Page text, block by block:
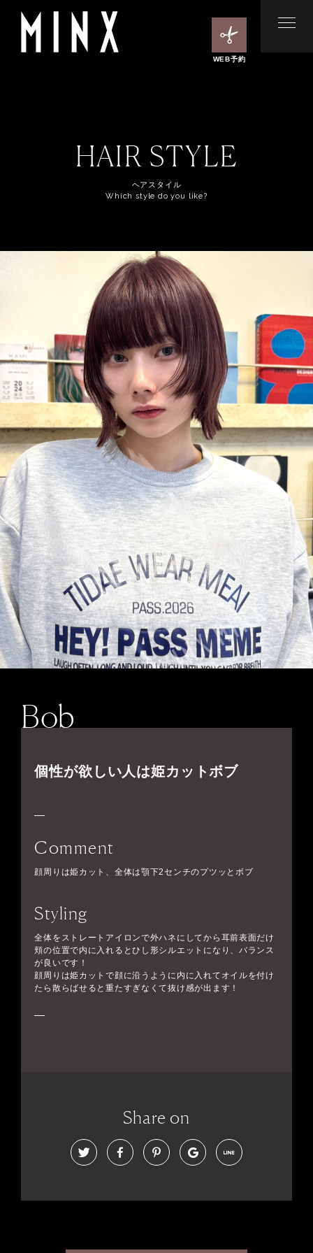
WEB予約
HAIR STYLE
ヘアスタイル
Which style do you like?
Bob
個性が欲しい人は姫カットボブ
Comment
顔周りは姫カット、全体は顎下2センチのプツッとボブ
Styling
全体をストレートアイロンで外ハネにしてから耳前表面だけ
頬の位置で内に入れるとひし形シルエットになり、バランス
が良いです！
顔周りは姫カットで顔に沿うように内に入れてオイルを付け
たら散らばせると重たすぎなくて抜け感が出ます！
Share on